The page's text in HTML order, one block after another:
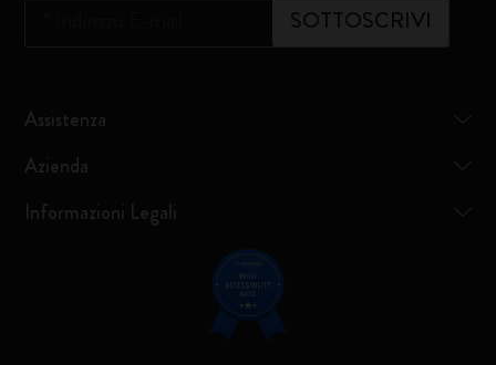
SOTTOSCRIVI
Assistenza
Azienda
Informazioni Legali